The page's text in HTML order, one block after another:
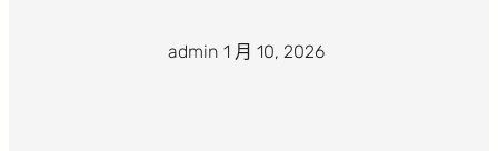
admin 1 月 10, 2026